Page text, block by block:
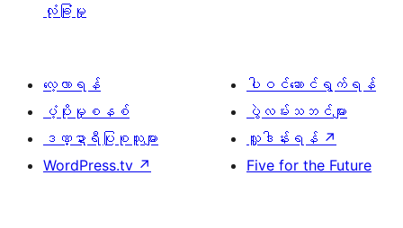
လုံခြုံမှု
လေ့လာရန်
ပံ့ပိုးမှုစနစ်
ဒဏ္ဍာရီပြုစုသူများ
WordPress.tv ↗
ပါဝင်ဆောင်ရွက်ရန်
ပွဲလမ်းသဘင်များ
လှူဒါန်းရန် ↗
Five for the Future